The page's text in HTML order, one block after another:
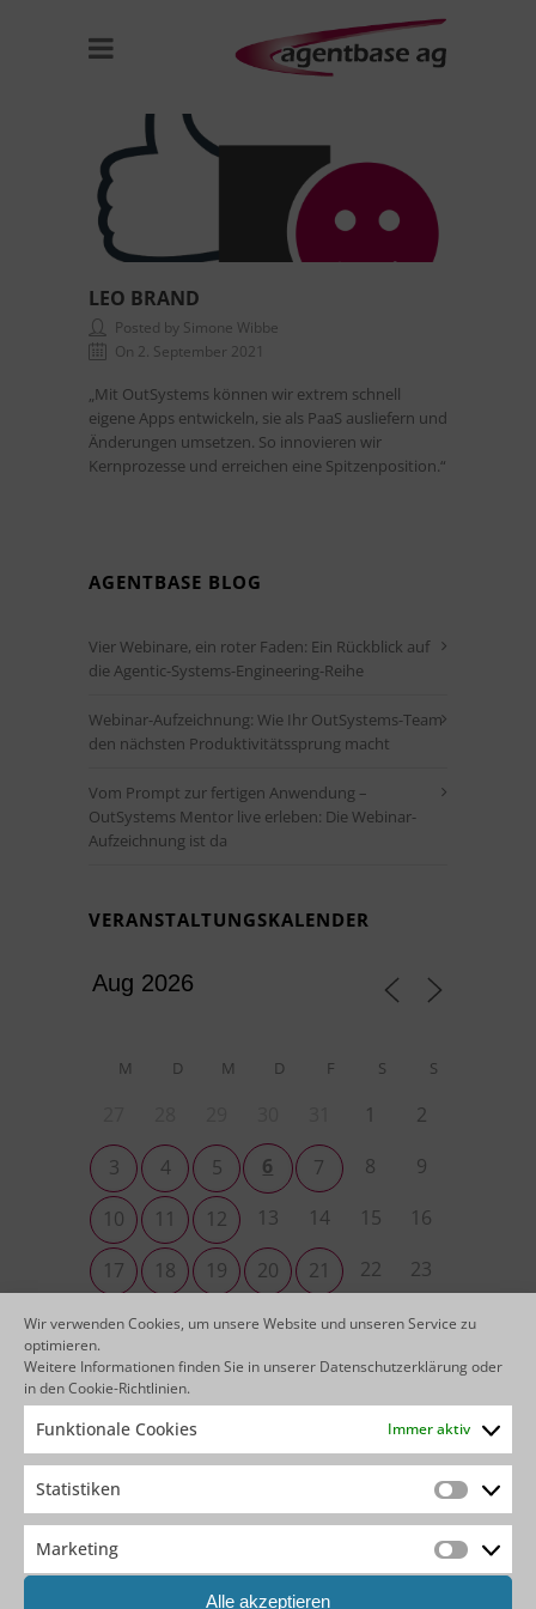
Wir verwenden Cookies, um unsere Website und unseren Service zu
optimieren.
Weitere Informationen finden Sie in unserer Datenschutzerklärungoder
in denCookie-Richtlinien.
Funktionale Cookies Immer aktiv
Statistiken
Marketing
Alle akzeptieren
LEO BRAND
Posted by Simone Wibbe
On 2. September 2021
„Mit OutSystems können wir extrem schnell
eigene Apps entwickeln, sie als PaaS ausliefern und
Änderungen umsetzen. So innovieren wir
Kernprozesse und erreichen eine Spitzenposition.“
AGENTBASE BLOG
Vier Webinare, ein roter Faden: Ein Rückblick auf
die Agentic-Systems-Engineering-Reihe
Webinar-Aufzeichnung: Wie Ihr OutSystems-Team
den nächsten Produktivitätssprung macht
Vom Prompt zur fertigen Anwendung –
OutSystems Mentor live erleben: Die Webinar-
Aufzeichnung ist da
VERANSTALTUNGSKALENDER
M D M D F S S
1
2
3
4 5 6 7 8
9
10
11 12 13 14 15
16
17
18 19 20 21 22
23
24
25 26 27 28 29
30
31
1 2 3 4 5 6
KEINEN PASSENDEN TERMIN
GEFUNDEN?
Wir bieten unsere OutSystems Trainings & Boot
Camps auch als individuelle Kurse bei Ihnen im